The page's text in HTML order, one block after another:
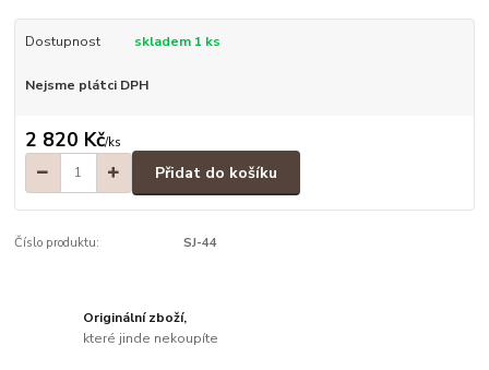
Dostupnost skladem 1 ks
Nejsme plátci DPH
2 820 Kč/ks
Přidat do košíku
Číslo produktu: SJ-44
Originální zboží,
které jinde nekoupíte